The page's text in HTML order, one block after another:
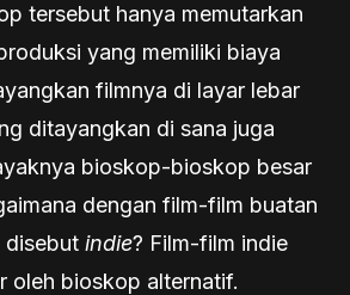
tersebut hanya memutarkan
yang memiliki biaya
filmnya di layar lebar
ditayangkan di sana juga
bioskop-bioskop besar
dengan film-film buatan
disebut indie? Film-film indie
oleh bioskop alternatif.